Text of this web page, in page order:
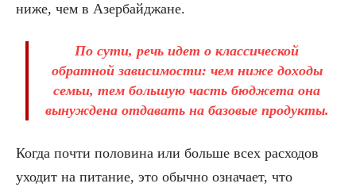
ниже, чем в Азербайджане.
По сути, речь идет о классической
обратной зависимости: чем ниже доходы
семьи, тем большую часть бюджета она
вынуждена отдавать на базовые продукты.
Когда почти половина или больше всех расходов
уходит на питание, это обычно означает, что